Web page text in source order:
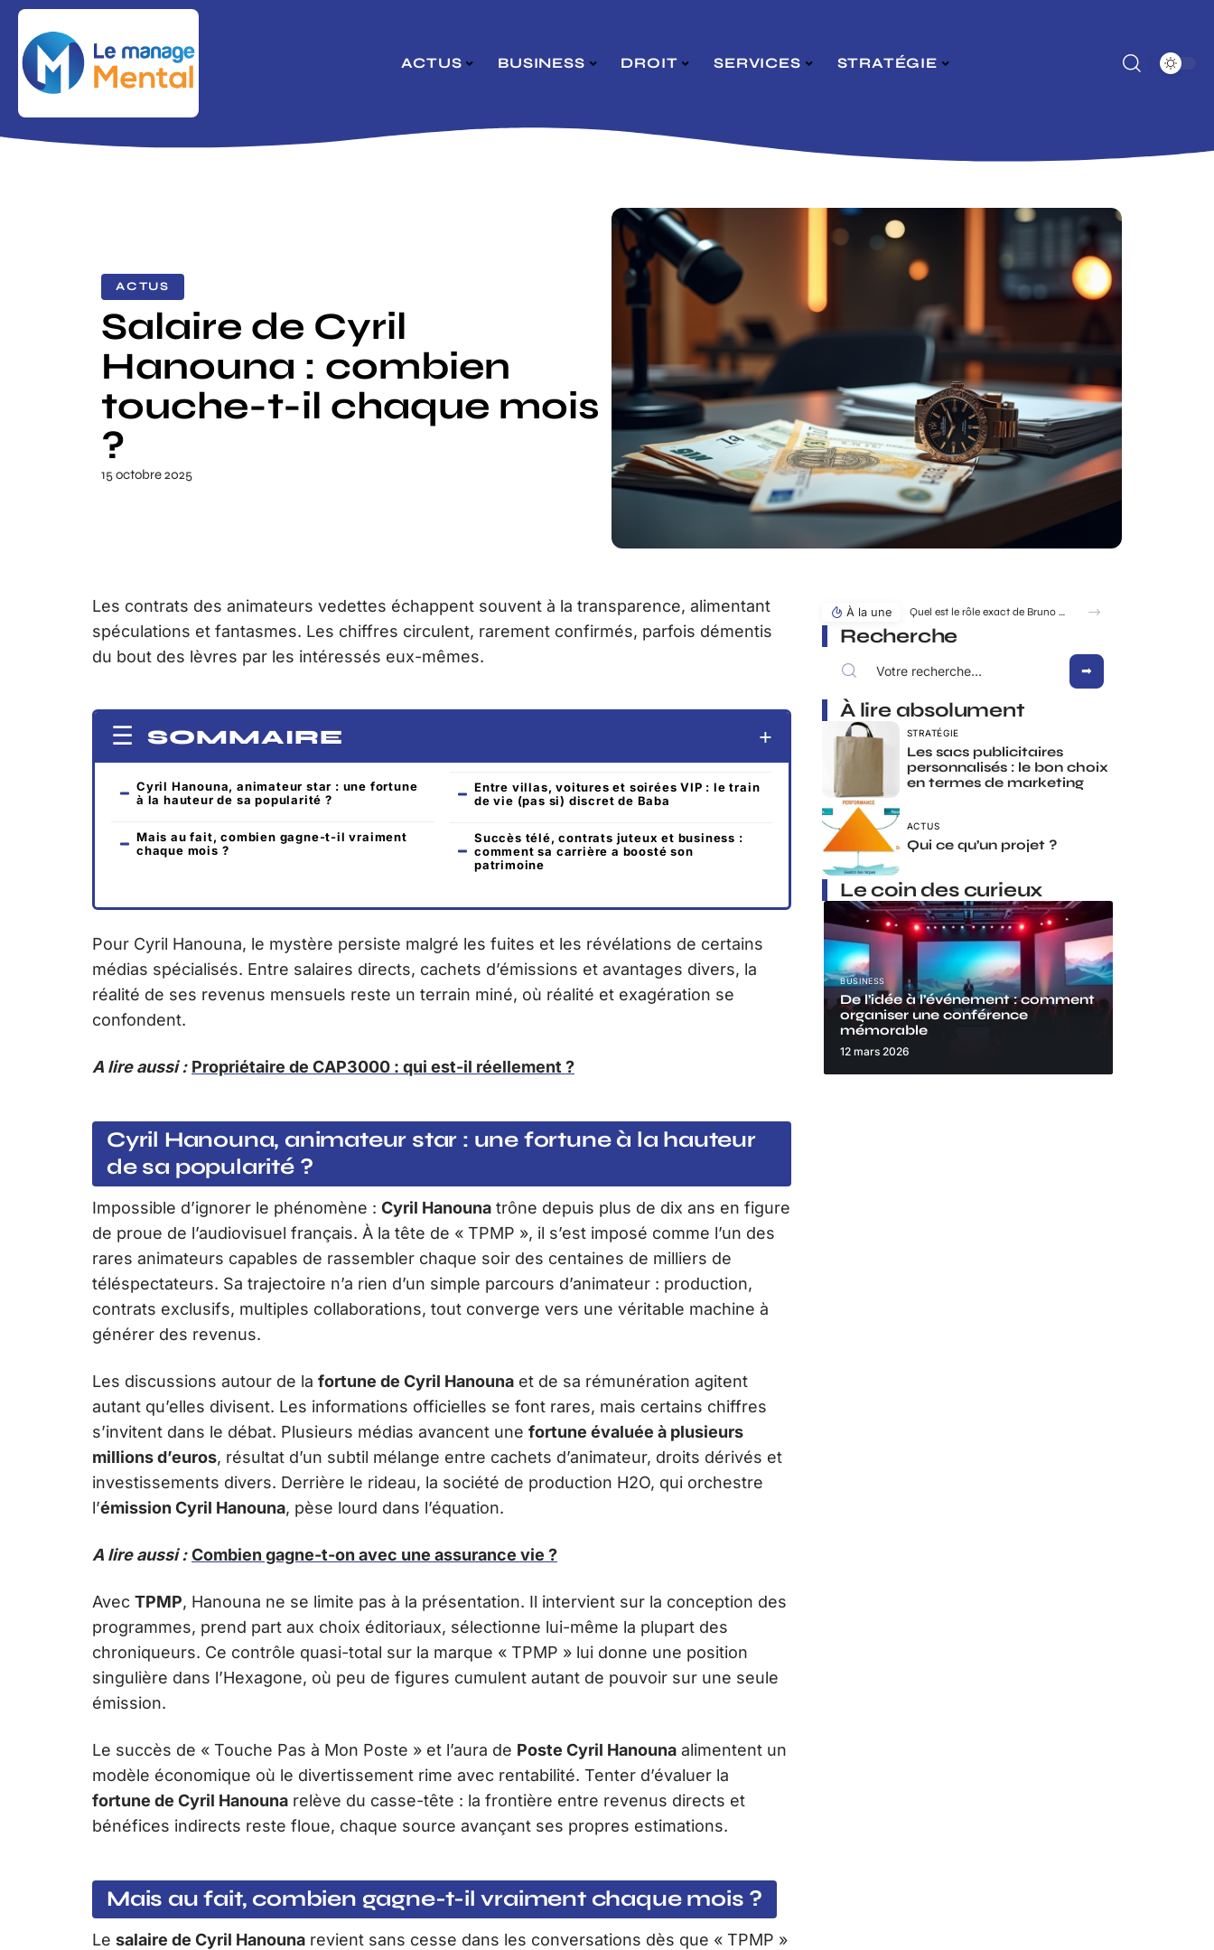
ACTUS BUSINESS DROIT SERVICES STRATÉGIE
ACTUS
Salaire de Cyril
Hanouna : combien
touche-t-il chaque mois
?
15 octobre 2025
Les contrats des animateurs vedettes échappent souvent à la transparence, alimentant
spéculations et fantasmes. Les chiffres circulent, rarement confirmés, parfois démentis
du bout des lèvres par les intéressés eux-mêmes.
SOMMAIRE
Cyril Hanouna, animateur star : une fortune
à la hauteur de sa popularité ?
Mais au fait, combien gagne-t-il vraiment
chaque mois ?
Entre villas, voitures et soirées VIP : le train
de vie (pas si) discret de Baba
Succès télé, contrats juteux et business :
comment sa carrière a boosté son
patrimoine
Pour Cyril Hanouna, le mystère persiste malgré les fuites et les révélations de certains
médias spécialisés. Entre salaires directs, cachets d’émissions et avantages divers, la
réalité de ses revenus mensuels reste un terrain miné, où réalité et exagération se
confondent.
A lire aussi : Propriétaire de CAP3000 : qui est-il réellement ?
Cyril Hanouna, animateur star : une fortune à la hauteur
de sa popularité ?
Impossible d’ignorer le phénomène : Cyril Hanouna trône depuis plus de dix ans en figure
de proue de l’audiovisuel français. À la tête de « TPMP », il s’est imposé comme l’un des
rares animateurs capables de rassembler chaque soir des centaines de milliers de
téléspectateurs. Sa trajectoire n’a rien d’un simple parcours d’animateur : production,
contrats exclusifs, multiples collaborations, tout converge vers une véritable machine à
générer des revenus.
Les discussions autour de la fortune de Cyril Hanouna et de sa rémunération agitent
autant qu’elles divisent. Les informations officielles se font rares, mais certains chiffres
s’invitent dans le débat. Plusieurs médias avancent une fortune évaluée à plusieurs
millions d’euros, résultat d’un subtil mélange entre cachets d’animateur, droits dérivés et
investissements divers. Derrière le rideau, la société de production H2O, qui orchestre
l’émission Cyril Hanouna, pèse lourd dans l’équation.
A lire aussi : Combien gagne-t-on avec une assurance vie ?
Avec TPMP, Hanouna ne se limite pas à la présentation. Il intervient sur la conception des
programmes, prend part aux choix éditoriaux, sélectionne lui-même la plupart des
chroniqueurs. Ce contrôle quasi-total sur la marque « TPMP » lui donne une position
singulière dans l’Hexagone, où peu de figures cumulent autant de pouvoir sur une seule
émission.
Le succès de « Touche Pas à Mon Poste » et l’aura de Poste Cyril Hanouna alimentent un
modèle économique où le divertissement rime avec rentabilité. Tenter d’évaluer la
fortune de Cyril Hanouna relève du casse-tête : la frontière entre revenus directs et
bénéfices indirects reste floue, chaque source avançant ses propres estimations.
Mais au fait, combien gagne-t-il vraiment chaque mois ?
Le salaire de Cyril Hanouna revient sans cesse dans les conversations dès que « TPMP »
À la une Quel est le rôle exact de Bruno Pesery dans la carrière d’Isabelle Carré ?
Recherche
À lire absolument
STRATÉGIE
Les sacs publicitaires
personnalisés : le bon choix
en termes de marketing
ACTUS
Qui ce qu’un projet ?
Le coin des curieux
BUSINESS
De l’idée à l’événement : comment
organiser une conférence
mémorable
12 mars 2026